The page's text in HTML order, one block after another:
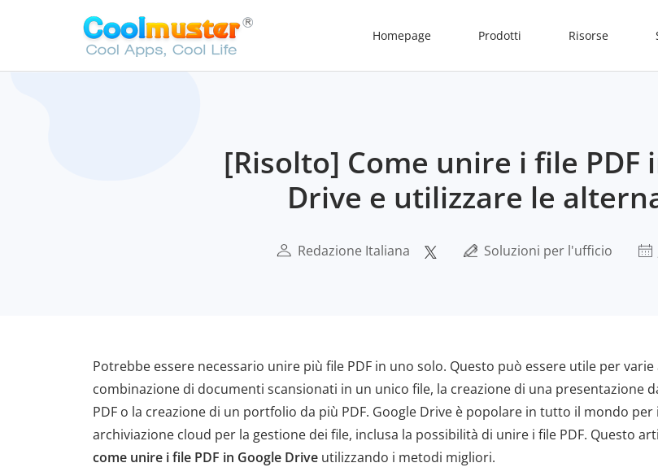
Homepage Prodotti Risorse
[Risolto] Come unire i file PDF
Drive e utilizzare le
Redazione Italiana Soluzioni per l'ufficio
Potrebbe essere necessario unire più file PDF in uno solo. Questo può essere utile per
combinazione di documenti scansionati in un unico file, la creazione di una presentazione
PDF o la creazione di un portfolio da più PDF. Google Drive è popolare in tutto il mondo per
archiviazione cloud per la gestione dei file, inclusa la possibilità di unire i file PDF. Questo
come unire i file PDF in Google Drive utilizzando i metodi migliori.